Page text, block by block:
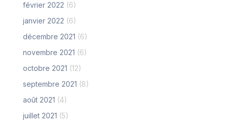
février 2022 (6)
janvier 2022 (6)
décembre 2021 (6)
novembre 2021 (6)
octobre 2021 (12)
septembre 2021 (8)
août 2021 (4)
juillet 2021 (5)